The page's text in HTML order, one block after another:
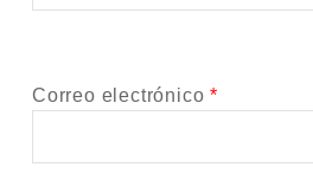
Correo electrónico*